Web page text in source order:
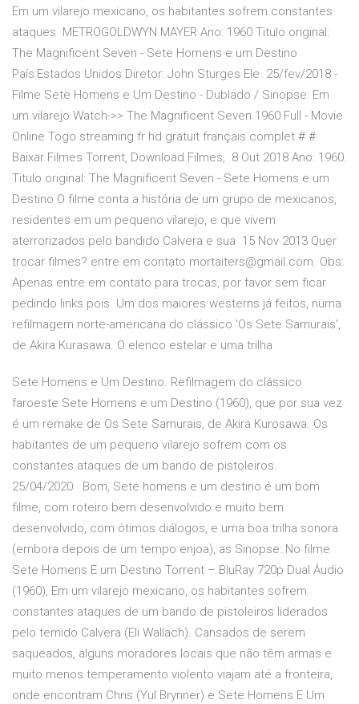
Em um vilarejo mexicano, os habitantes sofrem constantes
ataques METROGOLDWYN MAYER Ano: 1960 Titulo original:
The Magnificent Seven - Sete Homens e um Destino
País:Estados Unidos Diretor: John Sturges Ele. 25/fev/2018 -
Filme Sete Homens e Um Destino - Dublado / Sinopse: Em
um vilarejo Watch->> The Magnificent Seven 1960 Full - Movie
Online Togo streaming fr hd gratuit français complet # #
Baixar Filmes Torrent, Download Filmes, 8 Out 2018 Ano: 1960.
Titulo original: The Magnificent Seven - Sete Homens e um
Destino O filme conta a história de um grupo de mexicanos,
residentes em um pequeno vilarejo, e que vivem
aterrorizados pelo bandido Calvera e sua 15 Nov 2013 Quer
trocar filmes? entre em contato mortaiters@gmail.com. Obs:
Apenas entre em contato para trocas, por favor sem ficar
pedindo links pois Um dos maiores westerns já feitos, numa
refilmagem norte-americana do clássico 'Os Sete Samurais',
de Akira Kurasawa. O elenco estelar e uma trilha
Sete Homens e Um Destino. Refilmagem do clássico
faroeste Sete Homens e um Destino (1960), que por sua vez
é um remake de Os Sete Samurais, de Akira Kurosawa. Os
habitantes de um pequeno vilarejo sofrem com os
constantes ataques de um bando de pistoleiros.
25/04/2020 · Bom, Sete homens e um destino é um bom
filme, com roteiro bem desenvolvido e muito bem
desenvolvido, com ótimos diálogos, e uma boa trilha sonora
(embora depois de um tempo enjoa), as Sinopse: No filme
Sete Homens E um Destino Torrent – BluRay 720p Dual Áudio
(1960), Em um vilarejo mexicano, os habitantes sofrem
constantes ataques de um bando de pistoleiros liderados
pelo temido Calvera (Eli Wallach). Cansados de serem
saqueados, alguns moradores locais que não têm armas e
muito menos temperamento violento viajam até a fronteira,
onde encontram Chris (Yul Brynner) e Sete Homens E Um